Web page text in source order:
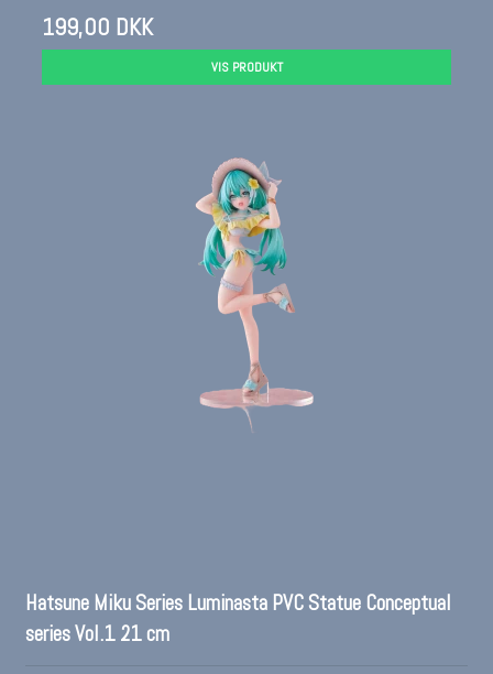
199,00 DKK
VIS PRODUKT
Hatsune Miku Series Luminasta PVC Statue Conceptual
series Vol.1 21 cm